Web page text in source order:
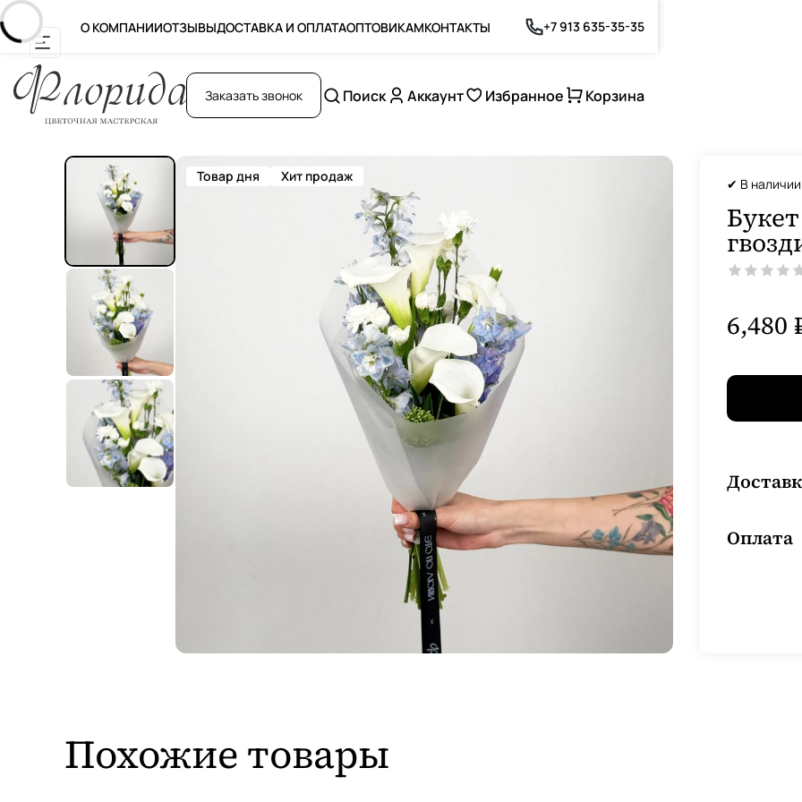
О КОМПАНИИОТЗЫВЫДОСТАВКА И ОПЛАТАОПТОВИКАМКОНТАКТЫ +7 913 635-35-35
Заказать звонок Поиск Аккаунт Избранное Корзина
Товар дня Хит продаж ✔ В наличии
6,480
Оплата
Похожие товары